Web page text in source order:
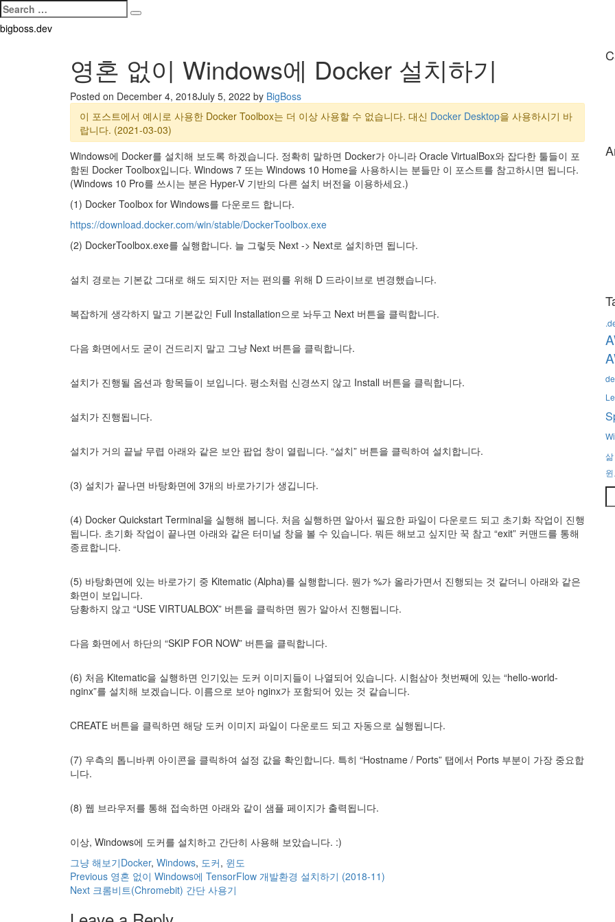
Search
for:
Search
Skip
bigboss.dev
영혼 없이 Windows에 Docker 설치하기
Posted on December 4, 2018July 5, 2022 by BigBoss
이 포스트에서 예시로 사용한 Docker Toolbox는 더 이상 사용할 수 없습니다. 대신 Docker Desktop을 사용하시기 바
랍니다. (2021-03-03)
Windows에 Docker를 설치해 보도록 하겠습니다. 정확히 말하면 Docker가 아니라 Oracle VirtualBox와 잡다한 툴들이 포
함된 Docker Toolbox입니다. Windows 7 또는 Windows 10 Home을 사용하시는 분들만 이 포스트를 참고하시면 됩니다.
(Windows 10 Pro를 쓰시는 분은 Hyper-V 기반의 다른 설치 버전을 이용하세요.)
(1) Docker Toolbox for Windows를 다운로드 합니다.
https://download.docker.com/win/stable/DockerToolbox.exe
(2) DockerToolbox.exe를 실행합니다. 늘 그렇듯 Next -> Next로 설치하면 됩니다.
설치 경로는 기본값 그대로 해도 되지만 저는 편의를 위해 D 드라이브로 변경했습니다.
복잡하게 생각하지 말고 기본값인 Full Installation으로 놔두고 Next 버튼을 클릭합니다.
다음 화면에서도 굳이 건드리지 말고 그냥 Next 버튼을 클릭합니다.
설치가 진행될 옵션과 항목들이 보입니다. 평소처럼 신경쓰지 않고 Install 버튼을 클릭합니다.
설치가 진행됩니다.
설치가 거의 끝날 무렵 아래와 같은 보안 팝업 창이 열립니다. “설치” 버튼을 클릭하여 설치합니다.
(3) 설치가 끝나면 바탕화면에 3개의 바로가기가 생깁니다.
(4) Docker Quickstart Terminal을 실행해 봅니다. 처음 실행하면 알아서 필요한 파일이 다운로드 되고 초기화 작업이 진행
됩니다. 초기화 작업이 끝나면 아래와 같은 터미널 창을 볼 수 있습니다. 뭐든 해보고 싶지만 꾹 참고 “exit” 커맨드를 통해
종료합니다.
(5) 바탕화면에 있는 바로가기 중 Kitematic (Alpha)를 실행합니다. 뭔가 %가 올라가면서 진행되는 것 같더니 아래와 같은
화면이 보입니다.
당황하지 않고 “USE VIRTUALBOX” 버튼을 클릭하면 뭔가 알아서 진행됩니다.
다음 화면에서 하단의 “SKIP FOR NOW” 버튼을 클릭합니다.
(6) 처음 Kitematic을 실행하면 인기있는 도커 이미지들이 나열되어 있습니다. 시험삼아 첫번째에 있는 “hello-world-
nginx”를 설치해 보겠습니다. 이름으로 보아 nginx가 포함되어 있는 것 같습니다.
CREATE 버튼을 클릭하면 해당 도커 이미지 파일이 다운로드 되고 자동으로 실행됩니다.
(7) 우측의 톱니바퀴 아이콘을 클릭하여 설정 값을 확인합니다. 특히 “Hostname / Ports” 탭에서 Ports 부분이 가장 중요합
니다.
(8) 웹 브라우저를 통해 접속하면 아래와 같이 샘플 페이지가 출력됩니다.
이상, Windows에 도커를 설치하고 간단히 사용해 보았습니다. :)
Categories
그냥 해보기Tags
Docker, Windows, 도커, 윈도
Post
navigation
PreviousPrevious
post:
영혼 없이 Windows에 TensorFlow 개발환경 설치하기 (2018-11)
NextNext
크롬비트(Chromebit) 간단 사용기
삶